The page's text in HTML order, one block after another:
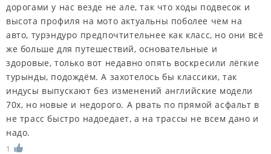
дорогами у нас везде не але, так что ходы подвесок и
высота профиля на мото актуальны поболее чем на
авто, турэндуро предпочтительнее как класс, но они всё
же больше для путешествий, основательные и
здоровые, только вот недавно опять воскресили лёгкие
турынды, подождём. А захотелось бы классики, так
индусы выпускают без изменений английские модели
70х, но новые и недорого. А рвать по прямой асфальт в
не трасс быстро надоедает, а на трассы не всем дано и
надо.
1